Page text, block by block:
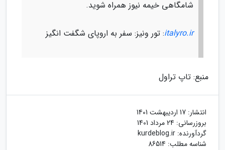
شامگاهی خیمه نیوز همراه شوید.
italyro.ir: تور ونیز: سفر به اروپای شگفت انگیز
منبع: تاپ تراول
انتشار: 17 اردیبهشت 1401
بروزرسانی: 24 مرداد 1401
گردآورنده: kurdeblog.ir
شناسه مطلب: 86514